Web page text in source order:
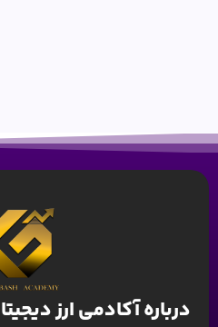
درباره آکادمی ارز